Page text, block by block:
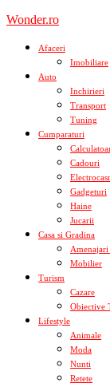
Skip
content
Wonder.ro
Afaceri
Imobiliare
Auto
Inchirieri
Transport
Tuning
Cumparaturi
Cadouri
Gadgeturi
Haine
Jucarii
Casa si Gradina
Mobilier
Turism
Cazare
Obiective
Lifestyle
Animale
Moda
Nunti
Retete